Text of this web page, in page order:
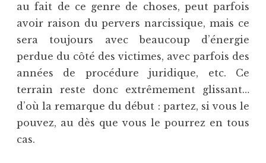
au fait de ce genre de choses, peut parfois
avoir raison du pervers narcissique, mais ce
sera toujours avec beaucoup d’énergie
perdue du côté des victimes, avec parfois des
années de procédure juridique, etc. Ce
terrain reste donc extrêmement glissant…
d’où la remarque du début : partez, si vous le
pouvez, au dès que vous le pourrez en tous
cas.